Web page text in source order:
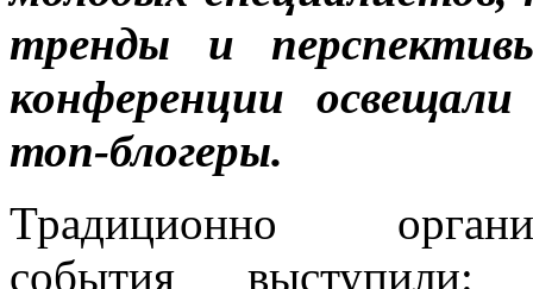
тренды и
конференции
топ-блогеры.
Традиционно
события выступили: